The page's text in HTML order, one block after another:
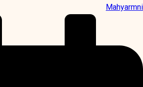
Mahyarmni